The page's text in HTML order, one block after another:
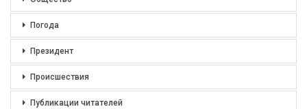
Погода
Президент
Происшествия
Публикации читателей